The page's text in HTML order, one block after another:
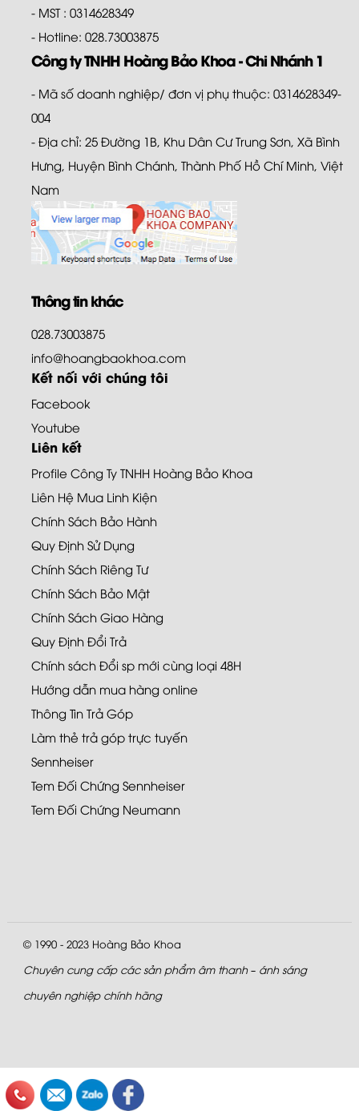
- MST : 0314628349
- Hotline: 028.73003875
Công ty TNHH Hoàng Bảo Khoa - Chi Nhánh 1
- Mã số doanh nghiệp/ đơn vị phụ thuộc: 0314628349-
004
- Địa chỉ: 25 Đường 1B, Khu Dân Cư Trung Sơn, Xã Bình
Hưng, Huyện Bình Chánh, Thành Phố Hồ Chí Minh, Việt
Nam
Thông tin khác
028.73003875
info@hoangbaokhoa.com
Kết nối với chúng tôi
Facebook
Youtube
Liên kết
Profile Công Ty TNHH Hoàng Bảo Khoa
Liên Hệ Mua Linh Kiện
Chính Sách Bảo Hành
Quy Định Sử Dụng
Chính Sách Riêng Tư
Chính Sách Bảo Mật
Chính Sách Giao Hàng
Quy Định Đổi Trả
Chính sách Đổi sp mới cùng loại 48H
Hướng dẫn mua hàng online
Thông Tin Trả Góp
Làm thẻ trả góp trực tuyến
Sennheiser
Tem Đối Chứng Sennheiser
Tem Đối Chứng Neumann
© 1990 - 2023 Hoàng Bảo Khoa
Chuyên cung cấp các sản phẩm âm thanh – ánh sáng
chuyên nghiệp chính hãng